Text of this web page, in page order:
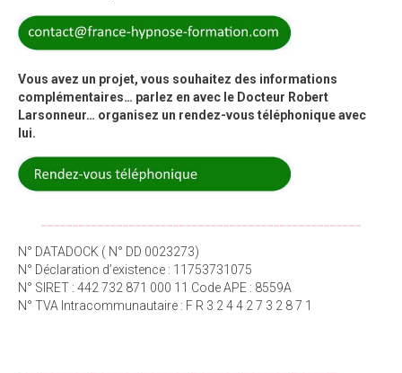
Vous avez un projet, vous souhaitez des informations
complémentaires… parlez en avec le Docteur Robert
Larsonneur… organisez un rendez-vous téléphonique avec
lui.
N° DATADOCK ( N° DD 0023273)
N° Déclaration d’existence : 11753731075
N° SIRET : 442 732 871 000 11 Code APE : 8559A
N° TVA Intracommunautaire : F R 3 2 4 4 2 7 3 2 8 7 1